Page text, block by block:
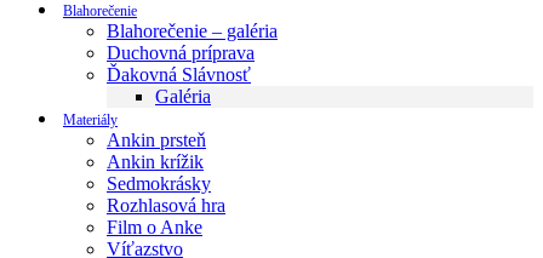
Blahorečenie
Blahorečenie – galéria
Duchovná príprava
Ďakovná Slávnosť
Galéria
Materiály
Ankin prsteň
Ankin krížik
Sedmokrásky
Rozhlasová hra
Film o Anke
Víťazstvo